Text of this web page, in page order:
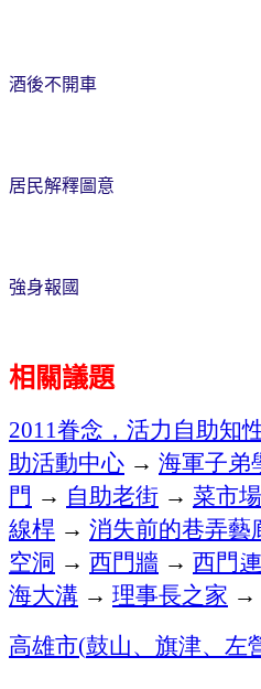
酒後不開車
居民解釋圖意
強身報國
相關議題
2011眷念，活力自助知
助活動中心 → 海軍子弟
門 → 自助老街 → 菜市場
線桿 → 消失前的巷弄藝
空洞 → 西門牆 → 西門
海大溝 → 理事長之家 →
高雄市(鼓山、旗津、左